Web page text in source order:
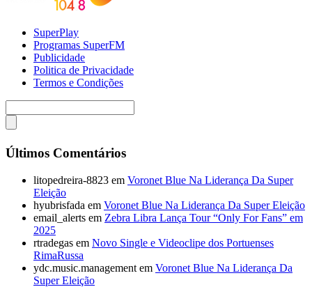
SuperPlay
Programas SuperFM
Publicidade
Politica de Privacidade
Termos e Condições
Últimos Comentários
litopedreira-8823 em Voronet Blue Na Liderança Da Super
Eleição
hyubrisfada em Voronet Blue Na Liderança Da Super Eleição
email_alerts em Zebra Libra Lança Tour “Only For Fans” em
2025
rtradegas em Novo Single e Videoclipe dos Portuenses
RimaRussa
ydc.music.management em Voronet Blue Na Liderança Da
Super Eleição